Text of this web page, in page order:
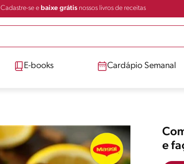
Cadastre-se e baixe grátisnossos livros de receitas
E-books Cardápio Semanal
e